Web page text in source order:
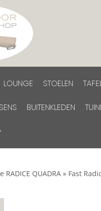
LOUNGE STOELEN
BUITENKLEDEN
RADICE QUADRA » Fast